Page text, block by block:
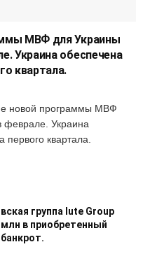
МВФ для Украины
Украина обеспечена
квартала.
новой программы МВФ
феврале. Украина
квартала.
группа Iute Group
в приобретенный